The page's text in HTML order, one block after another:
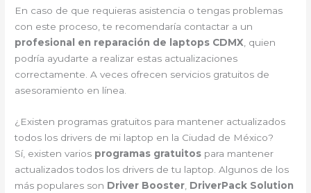
En caso de que requieras asistencia o tengas problemas
con este proceso, te recomendaría contactar a un
profesional en reparación de laptops CDMX , quien
podría ayudarte a realizar estas actualizaciones
correctamente. A veces ofrecen servicios gratuitos de
asesoramiento en línea.
¿Existen programas gratuitos para mantener actualizados
todos los drivers de mi laptop en la Ciudad de México?
Sí, existen varios programas gratuitos para mantener
actualizados todos los drivers de tu laptop. Algunos de los
más populares son Driver Booster DriverPack Solution